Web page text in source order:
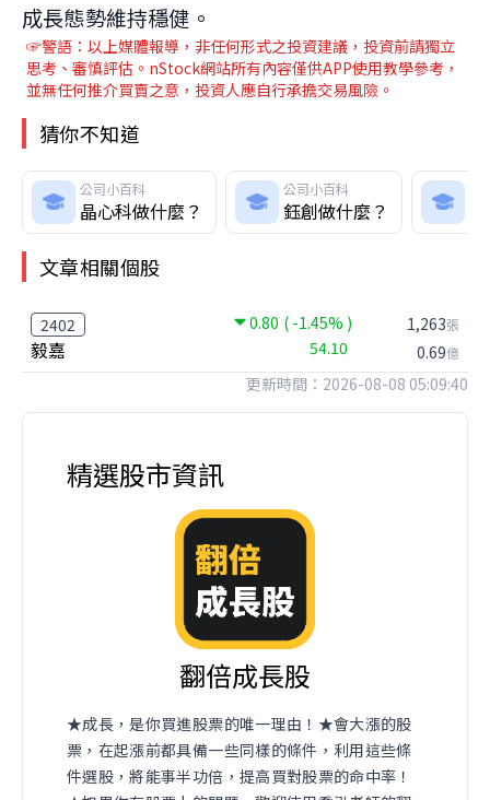
成長態勢維持穩健。
☞警語：以上媒體報導，非任何形式之投資建議，投資前請獨立
思考、審慎評估。nStock網站所有內容僅供APP使用教學參考，
並無任何推介買賣之意，投資人應自行承擔交易風險。
猜你不知道
公司小百科
晶心科做什麼？
公司小百科
鈺創做什麼？
文章相關個股
2402 0.80 ( -1.45% )
毅嘉 54.10
1,263張
0.69億
更新時間：2026-08-08 05:09:40
精選股市資訊
翻倍成長股
★成長，是你買進股票的唯一理由！★會大漲的股
票，在起漲前都具備一些同樣的條件，利用這些條
件選股，將能事半功倍，提高買對股票的命中率！